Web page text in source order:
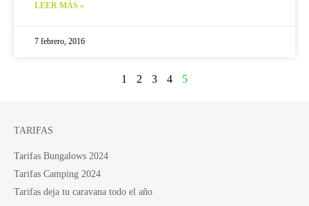
LEER MÁS »
7 febrero, 2016
1 2 3 4 5
TARIFAS
Tarifas Bungalows 2024
Tarifas Camping 2024
Tarifas deja tu caravana todo el año